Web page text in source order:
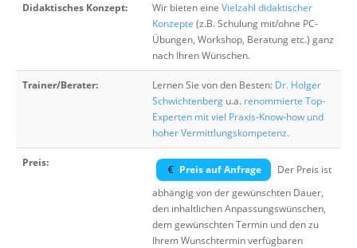
Didaktisches Konzept: Wir bieten eine Vielzahl didaktischer
Konzepte (z.B. Schulung mit/ohne PC-
Übungen, Workshop, Beratung etc.) ganz
nach Ihren Wünschen.
Trainer/Berater: Lernen Sie von den Besten: Dr. Holger
Schwichtenberg u.a. renommierte Top-
Experten mit viel Praxis-Know-how und
hoher Vermittlungskompetenz.
Preis:
Preis auf Anfrage
Der Preis ist
abhängig von der gewünschten Dauer,
den inhaltlichen Anpassungswünschen,
dem gewünschten Termin und den zu
Ihrem Wunschtermin verfügbaren